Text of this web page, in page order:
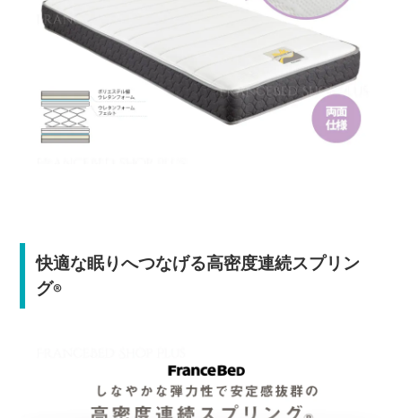
快適な眠りへつなげる高密度連続スプリン
グ®